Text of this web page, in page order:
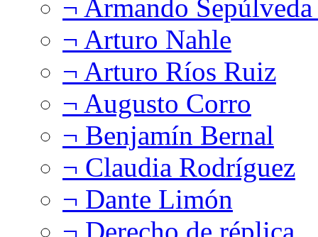
¬ Armando
¬ Arturo Nahle
¬ Arturo Ríos Ruiz
¬ Augusto Corro
¬ Benjamín Bernal
¬ Claudia Rodríguez
¬ Dante Limón
¬ Derecho de réplica